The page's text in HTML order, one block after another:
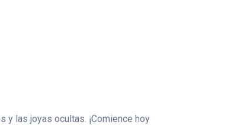
las joyas ocultas. ¡Comience hoy